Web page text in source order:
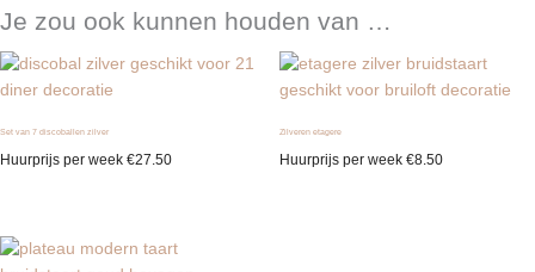
Je zou ook kunnen houden van …
Set van 7 discoballen zilver
Huurprijs per week €27.50
Zilveren etagere
Huurprijs per week €8.50